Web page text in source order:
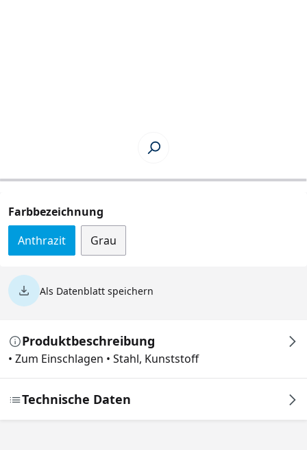
Farbbezeichnung
Anthrazit
Grau
Als Datenblatt speichern
Produktbeschreibung
• Zum Einschlagen • Stahl, Kunststoff
Technische Daten